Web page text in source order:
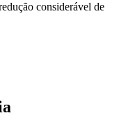
considerável de